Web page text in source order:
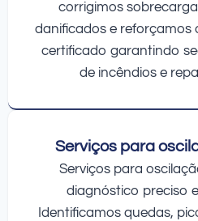
corrigimos
danificados e reforçamos
certificado garantindo
de incêndios e
Serviços para
Serviços para
diagnóstico preciso
Identificamos quedas,